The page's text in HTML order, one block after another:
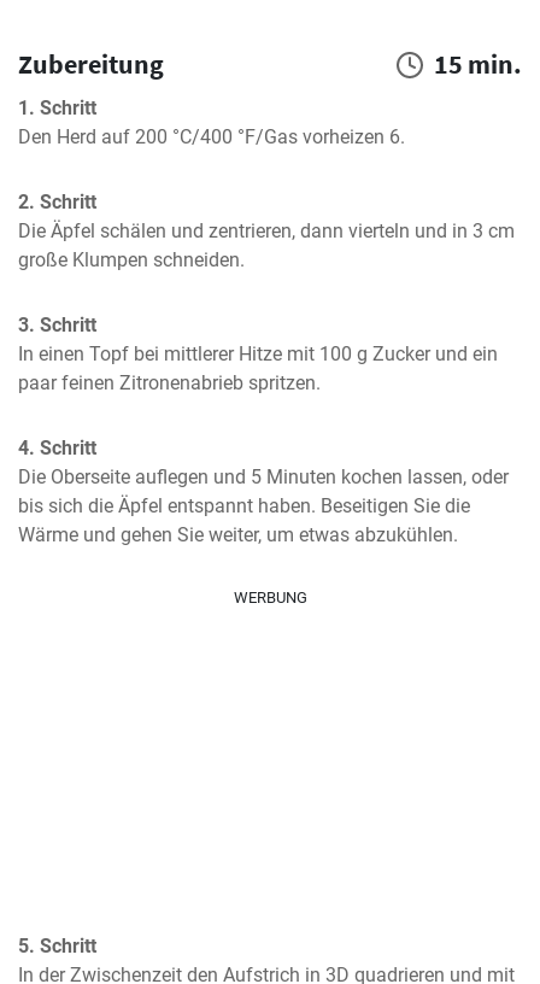
Zubereitung 15 min.
1. Schritt
Den Herd auf 200 °C/400 °F/Gas vorheizen 6.
2. Schritt
Die Äpfel schälen und zentrieren, dann vierteln und in 3 cm
große Klumpen schneiden.
3. Schritt
In einen Topf bei mittlerer Hitze mit 100 g Zucker und ein
paar feinen Zitronenabrieb spritzen.
4. Schritt
Die Oberseite auflegen und 5 Minuten kochen lassen, oder
bis sich die Äpfel entspannt haben. Beseitigen Sie die
Wärme und gehen Sie weiter, um etwas abzukühlen.
WERBUNG
5. Schritt
In der Zwischenzeit den Aufstrich in 3D quadrieren und mit